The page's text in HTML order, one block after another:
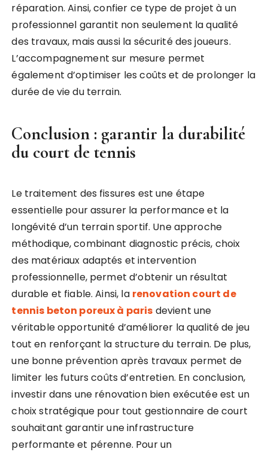
réparation. Ainsi, confier ce type de projet à un
professionnel garantit non seulement la qualité
des travaux, mais aussi la sécurité des joueurs.
L’accompagnement sur mesure permet
également d’optimiser les coûts et de prolonger la
durée de vie du terrain.
Conclusion : garantir la durabilité
du court de tennis
Le traitement des fissures est une étape
essentielle pour assurer la performance et la
longévité d’un terrain sportif. Une approche
méthodique, combinant diagnostic précis, choix
des matériaux adaptés et intervention
professionnelle, permet d’obtenir un résultat
durable et fiable. Ainsi, la renovation court de
tennis beton poreux à paris devient une
véritable opportunité d’améliorer la qualité de jeu
tout en renforçant la structure du terrain. De plus,
une bonne prévention après travaux permet de
limiter les futurs coûts d’entretien. En conclusion,
investir dans une rénovation bien exécutée est un
choix stratégique pour tout gestionnaire de court
souhaitant garantir une infrastructure
performante et pérenne. Pour un